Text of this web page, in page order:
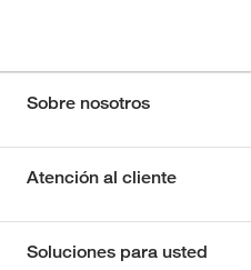
Sobre nosotros
Atención al cliente
Soluciones para usted